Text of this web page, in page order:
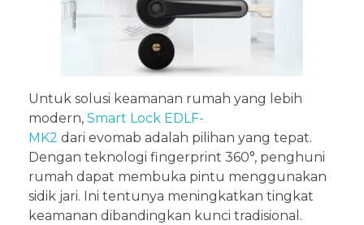
Untuk solusi keamanan rumah yang lebih
modern, Smart Lock EDLF-
MK2 dari evomab adalah pilihan yang tepat.
Dengan teknologi fingerprint 360°, penghuni
rumah dapat membuka pintu menggunakan
sidik jari. Ini tentunya meningkatkan tingkat
keamanan dibandingkan kunci tradisional.